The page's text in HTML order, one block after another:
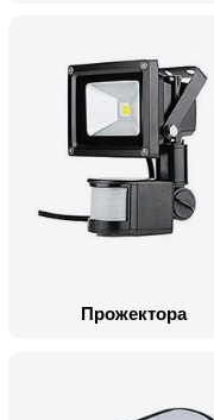
Прожектора